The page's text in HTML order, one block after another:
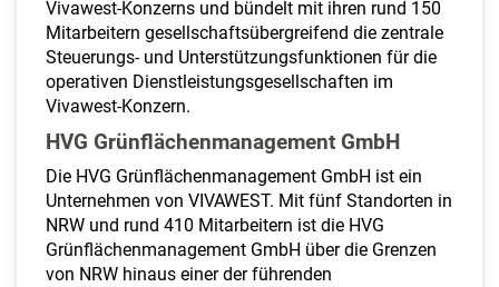
Vivawest-Konzerns und bündelt mit ihren rund 150
Mitarbeitern gesellschaftsübergreifend die zentrale
Steuerungs- und Unterstützungsfunktionen für die
operativen Dienstleistungsgesellschaften im
Vivawest-Konzern.
HVG Grünflächenmanagement GmbH
Die HVG Grünflächenmanagement GmbH ist ein
Unternehmen von VIVAWEST. Mit fünf Standorten in
NRW und rund 410 Mitarbeitern ist die HVG
Grünflächenmanagement GmbH über die Grenzen
von NRW hinaus einer der führenden